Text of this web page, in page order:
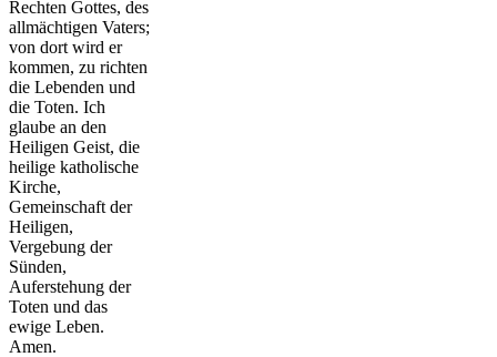
Rechten Gottes, des
allmächtigen Vaters;
von dort wird er
kommen, zu richten
die Lebenden und
die Toten. Ich
glaube an den
Heiligen Geist, die
heilige katholische
Kirche,
Gemeinschaft der
Heiligen,
Vergebung der
Sünden,
Auferstehung der
Toten und das
ewige Leben.
Amen.